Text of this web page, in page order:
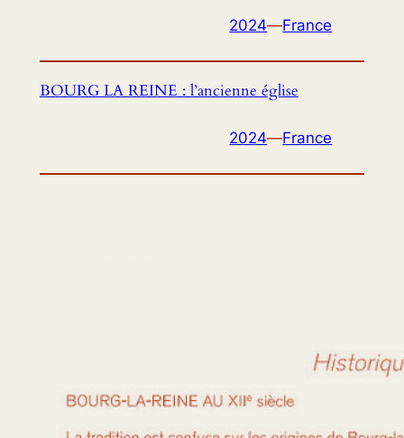
2024—France
BOURG LA REINE : l’ancienne église
2024—France